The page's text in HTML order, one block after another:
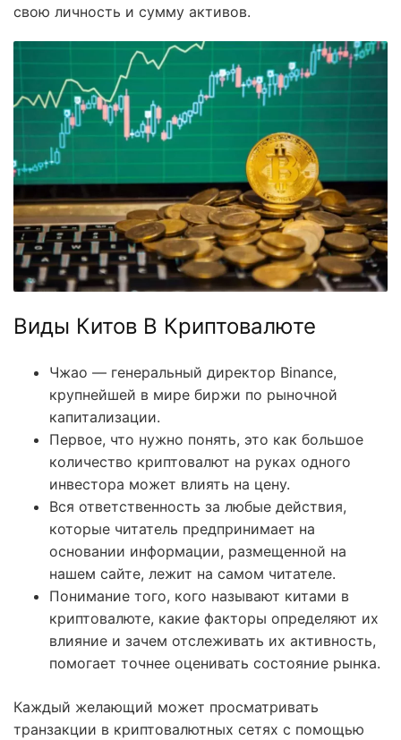
свою личность и сумму активов.
Виды Китов В Криптовалюте
Чжао — генеральный директор Binance,
крупнейшей в мире биржи по рыночной
капитализации.
Первое, что нужно понять, это как большое
количество криптовалют на руках одного
инвестора может влиять на цену.
Вся ответственность за любые действия,
которые читатель предпринимает на
основании информации, размещенной на
нашем сайте, лежит на самом читателе.
Понимание того, кого называют китами в
криптовалюте, какие факторы определяют их
влияние и зачем отслеживать их активность,
помогает точнее оценивать состояние рынка.
Каждый желающий может просматривать
транзакции в криптовалютных сетях с помощью